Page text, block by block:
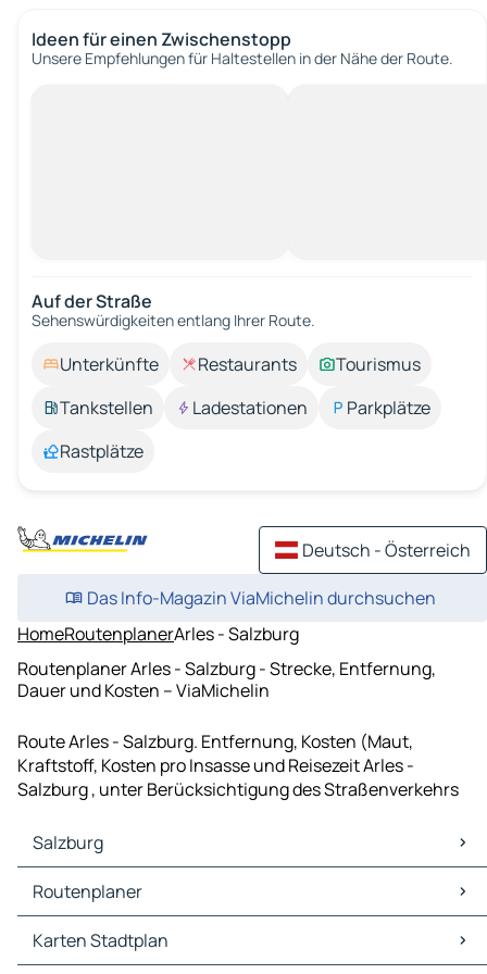
Ideen für einen Zwischenstopp
Unsere Empfehlungen für Haltestellen in der Nähe der Route.
Auf der Straße
Sehenswürdigkeiten entlang Ihrer Route.
Unterkünfte Restaurants
Tourismus
Tankstellen
Ladestationen
Parkplätze
Rastplätze
Deutsch - Österreich
Das Info-Magazin ViaMichelin durchsuchen
HomeRoutenplanerArles - Salzburg
Routenplaner Arles - Salzburg - Strecke, Entfernung,
Dauer und Kosten – ViaMichelin
Route Arles - Salzburg. Entfernung, Kosten (Maut,
Kraftstoff, Kosten pro Insasse und Reisezeit Arles -
Salzburg , unter Berücksichtigung des Straßenverkehrs
Salzburg
Salzburg Karten Stadtplan
Salzburg Verkehr
Salzburg Hotels
Salzburg Restaurants
Routenplaner
Routenplaner Salzburg - München
Routenplaner Salzburg - Linz
Karten Stadtplan